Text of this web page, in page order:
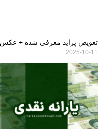
تعویض پراید معرفی شده + عکس
2025-10-11